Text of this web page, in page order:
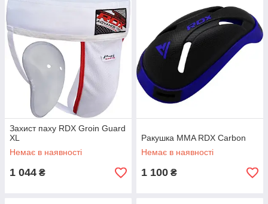
Захист паху RDX Groin Guard
XL
Немає в наявності
1 044 ₴
Ракушка MMA RDX Сarbon
Немає в наявності
1 100 ₴